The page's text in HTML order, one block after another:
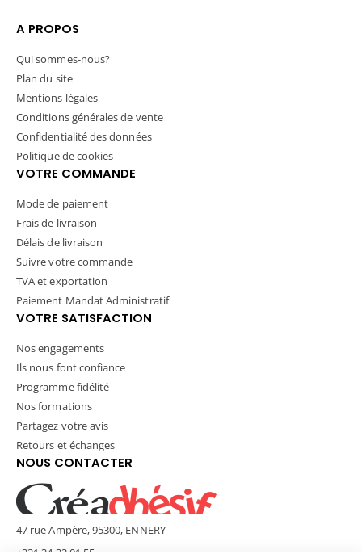
A PROPOS
Qui sommes-nous?
Plan du site
Mentions légales
Conditions générales de vente
Confidentialité des données
Politique de cookies
VOTRE COMMANDE
Mode de paiement
Frais de livraison
Délais de livraison
Suivre votre commande
TVA et exportation
Paiement Mandat Administratif
VOTRE SATISFACTION
Nos engagements
Ils nous font confiance
Programme fidélité
Nos formations
Partagez votre avis
Retours et échanges
NOUS CONTACTER
47 rue Ampère, 95300, ENNERY
+331 34 33 01 55